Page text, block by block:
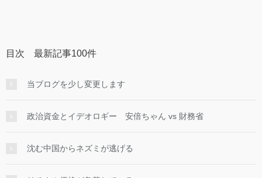
目次 最新記事100件
当ブログを少し変更します
政治資金とイデオロギー 安倍ちゃん vs 財務省
沈む中国からネズミが逃げる